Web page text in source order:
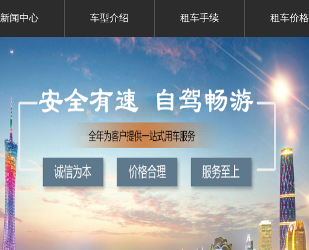
新闻中心 车型介绍 租车手续 租车价格